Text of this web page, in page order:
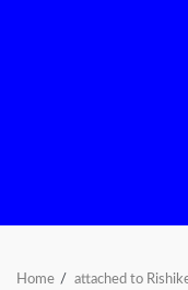
Home attached to